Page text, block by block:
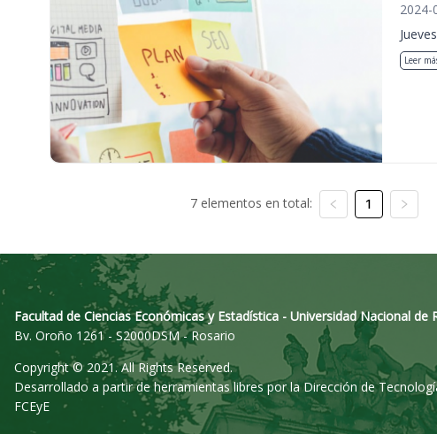
2024-
Leer
7 elementos en total: 1
Facultad de Ciencias Económicas y Estadística - Universidad Nacional de
Bv. Oroño 1261 - S2000DSM - Rosario
Copyright © 2021. All Rights Reserved.
Desarrollado a partir de herramientas libres por la Dirección de
FCEyE